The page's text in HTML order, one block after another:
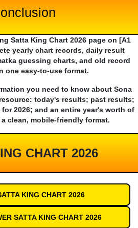
Satta King Chart 2026 page on [A1
yearly chart records, daily result
guessing charts, and old record
one easy-to-use format.
you need to know about Sona
today's results; past results;
2026; and an entire year's worth of
clean, mobile-friendly format.
CHART 2026
KING CHART 2026
SATTA KING CHART 2026